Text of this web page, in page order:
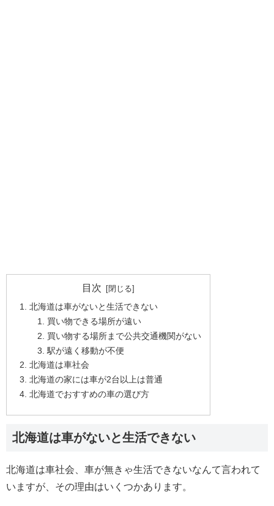
目次
北海道は車がないと生活できない
買い物できる場所が遠い
買い物する場所まで公共交通機関がない
駅が遠く移動が不便
北海道は車社会
北海道の家には車が2台以上は普通
北海道でおすすめの車の選び方
北海道は車がないと生活できない
北海道は車社会、車が無きゃ生活できないなんて言われて
いますが、その理由はいくつかあります。